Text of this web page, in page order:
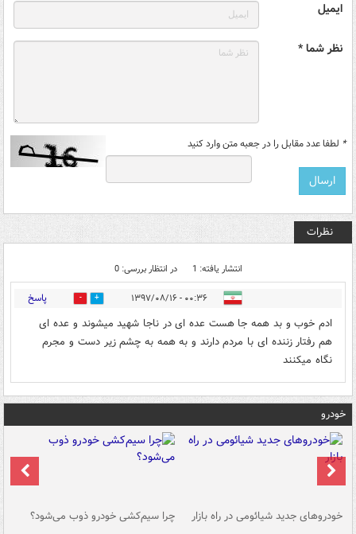
ایمیل
نظر شما *
* لطفا عدد مقابل را در جعبه متن وارد کنید
نظرات
انتشار یافته: 1 در انتظار بررسی: 0
۰۰:۳۶ - ۱۳۹۷/۰۸/۱۶ 3 پاسخ
ادم خوب و بد همه جا هست عده ای در ناجا شهید میشوند و عده ای
هم رفتار زننده ای با مردم دارند و به همه به چشم زیر دست و مجرم
نگاه میکنند
خودرو
خودروهای جدید شیائومی در راه بازار چرا سیم‌کشی خودرو ذوب می‌شود؟